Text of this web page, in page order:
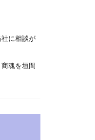
に相談が
魂を垣間